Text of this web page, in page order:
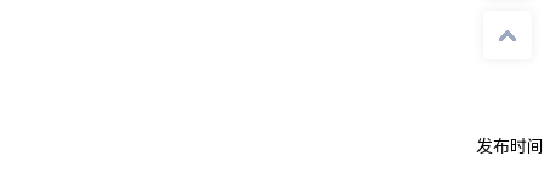
发布时